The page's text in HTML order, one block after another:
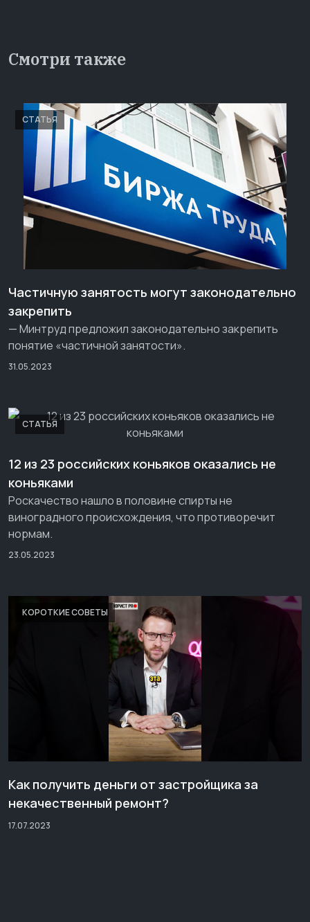
Смотри также
СТАТЬЯ
Частичную занятость могут законодательно
закрепить
— Минтруд предложил законодательно закрепить
понятие «частичной занятости».
31.05.2023
СТАТЬЯ
12 из 23 российских коньяков оказались не
коньяками
Роскачество нашло в половине спирты не
виноградного происхождения, что противоречит
нормам.
23.05.2023
КОРОТКИЕ СОВЕТЫ
Как получить деньги от застройщика за
некачественный ремонт?
17.07.2023